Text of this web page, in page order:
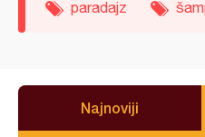
paradajz
Najnoviji